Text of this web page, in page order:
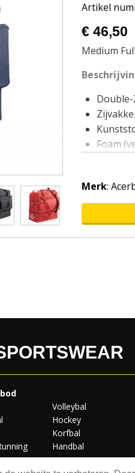
Artikel
€ 46,50
Medium
Foam
Inhoud
Merk:
Volleybal
Hockey
Korfbal
Handbal